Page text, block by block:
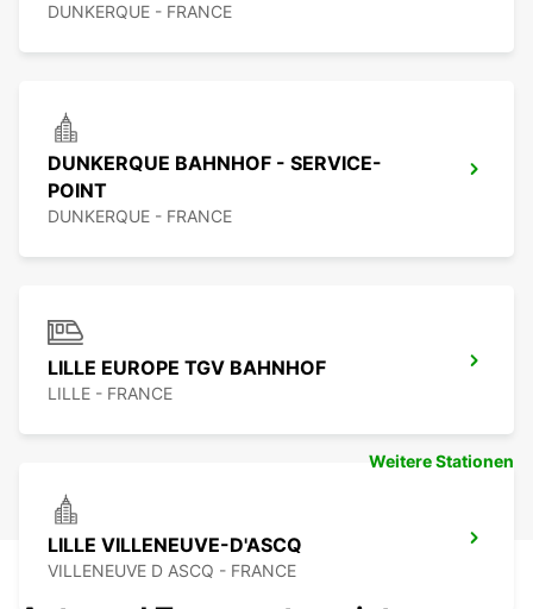
DUNKERQUE - FRANCE
DUNKERQUE BAHNHOF - SERVICE-
POINT
DUNKERQUE - FRANCE
LILLE EUROPE TGV BAHNHOF
LILLE - FRANCE
LILLE VILLENEUVE-D'ASCQ
VILLENEUVE D ASCQ - FRANCE
Weitere Stationen